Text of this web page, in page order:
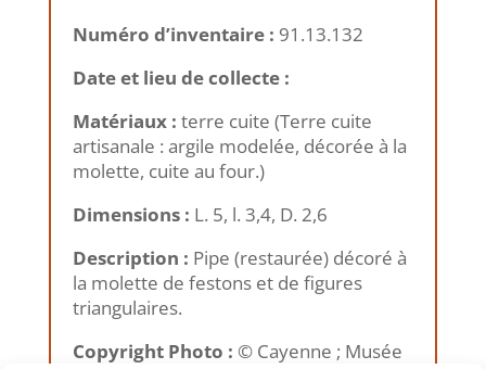
Numéro d’inventaire : 91.13.132
Date et lieu de collecte :
Matériaux : terre cuite (Terre cuite
artisanale : argile modelée, décorée à la
molette, cuite au four.)
Dimensions : L. 5, l. 3,4, D. 2,6
Description : Pipe (restaurée) décoré à
la molette de festons et de figures
triangulaires.
Copyright Photo : © Cayenne ; Musée